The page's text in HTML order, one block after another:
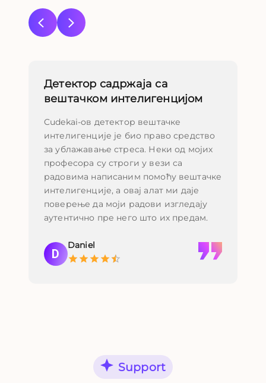
Детектор садржаја са
вештачком интелигенцијом
Cudekai-ов детектор вештачке
интелигенције је био право средство
за ублажавање стреса. Неки од мојих
професора су строги у вези са
радовима написаним помоћу вештачке
интелигенције, а овај алат ми даје
поверење да моји радови изгледају
аутентично пре него што их предам.
D
Daniel
Support